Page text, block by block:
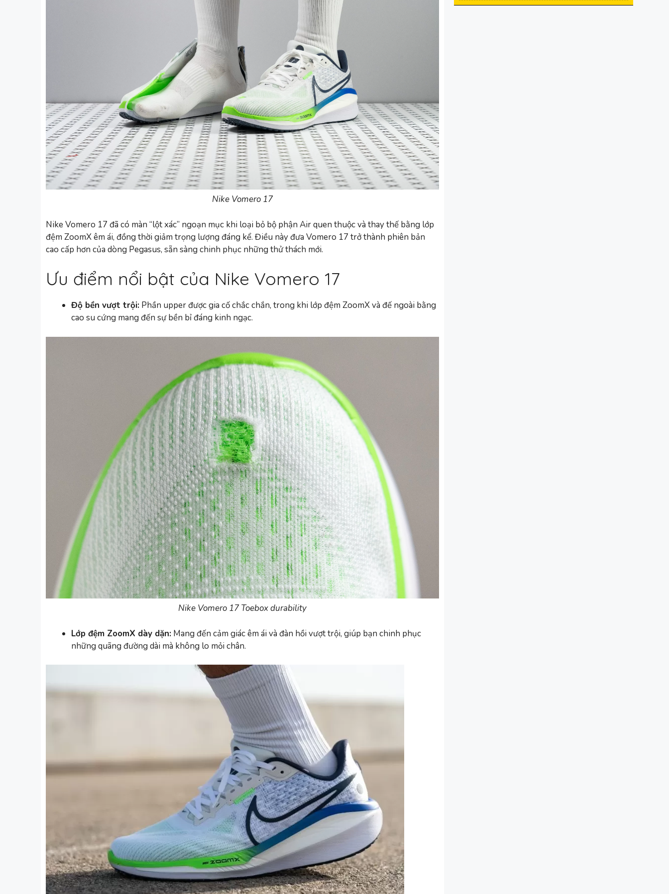
Nike Vomero 17
Nike Vomero 17 đã có màn “lột xác” ngoạn mục khi loại bỏ bộ phận Air quen thuộc và thay thế bằng lớp
đệm ZoomX êm ái, đồng thời giảm trọng lượng đáng kể. Điều này đưa Vomero 17 trở thành phiên bản
cao cấp hơn của dòng Pegasus, sẵn sàng chinh phục những thử thách mới.
Ưu điểm nổi bật của Nike Vomero 17
Độ bền vượt trội: Phần upper được gia cố chắc chắn, trong khi lớp đệm ZoomX và đế ngoài bằng
cao su cứng mang đến sự bền bỉ đáng kinh ngạc.
Nike Vomero 17 Toebox durability
Lớp đệm ZoomX dày dặn: Mang đến cảm giác êm ái và đàn hồi vượt trội, giúp bạn chinh phục
những quãng đường dài mà không lo mỏi chân.